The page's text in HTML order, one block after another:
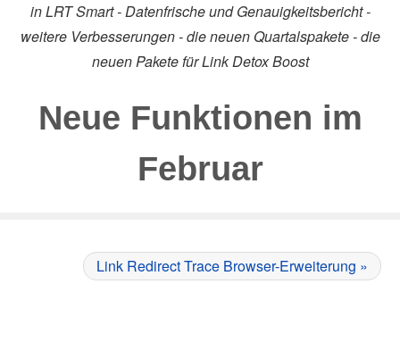
in LRT Smart - Datenfrische und Genauigkeitsbericht -
weitere Verbesserungen - die neuen Quartalspakete - die
neuen Pakete für Link Detox Boost
Neue Funktionen im
Februar
Link Redirect Trace Browser-Erweiterung »